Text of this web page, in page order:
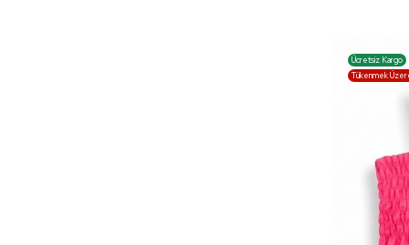
Ücretsiz Kargo
Tükenmek